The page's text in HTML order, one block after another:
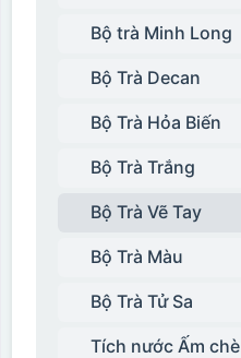
Bộ trà Minh Long
Bộ Trà Decan
Bộ Trà Hỏa Biến
Bộ Trà Trắng
Bộ Trà Vẽ Tay
Bộ Trà Màu
Bộ Trà Tử Sa
Tích nước Ấm chè